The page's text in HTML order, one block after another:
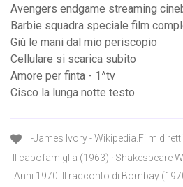
Avengers endgame streaming
Barbie squadra speciale film
Giù le mani dal mio periscopio
Cellulare si scarica subito
Amore per finta - 1^tv
Cisco la lunga notte testo
-James Ivory - Wikipedia.Film
Il capofamiglia (1963) · Shakespeare
Anni 1970: Il racconto di Bombay